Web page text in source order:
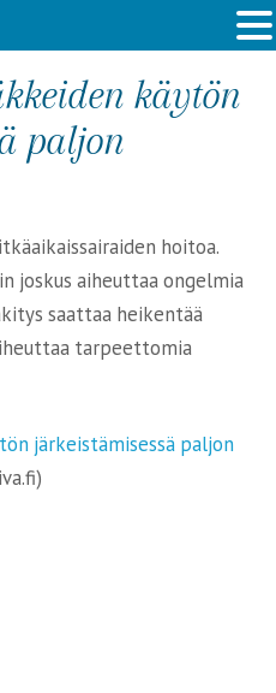
käytön
paljon
hoitoa.
joskus aiheuttaa ongelmia
saattaa heikentää
tarpeettomia
järkeistämisessä paljon